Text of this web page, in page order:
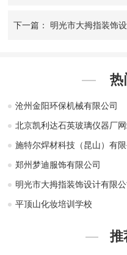
下一篇： 明光市大拇指装饰
热
沧州金阳环保机械有限公司
北京凯利达石英玻璃仪器厂网
施特尔焊材科技（昆山）有限
郑州梦迪服饰有限公司
明光市大拇指装饰设计有限公
平顶山化妆培训学校
推